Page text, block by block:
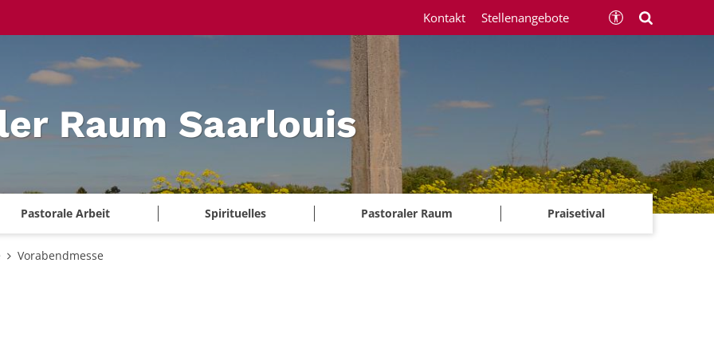
Raum Saarlouis
Pastorale Arbeit Spirituelles Pastoraler Raum Praisetival
Kontakt Stellenangebote
Vorabendmesse